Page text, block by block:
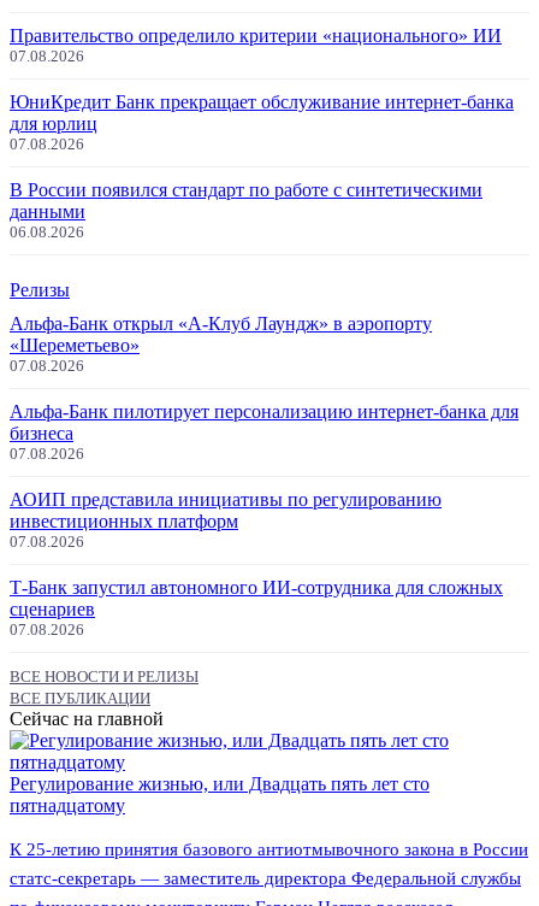
Правительство определило критерии «национального» ИИ
07.08.2026
ЮниКредит Банк прекращает обслуживание интернет-банка
для юрлиц
07.08.2026
В России появился стандарт по работе с синтетическими
данными
06.08.2026
Релизы
Альфа-Банк открыл «А-Клуб Лаундж» в аэропорту
«Шереметьево»
07.08.2026
Альфа-Банк пилотирует персонализацию интернет-банка для
бизнеса
07.08.2026
АОИП представила инициативы по регулированию
инвестиционных платформ
07.08.2026
Т-Банк запустил автономного ИИ-сотрудника для сложных
сценариев
07.08.2026
ВСЕ НОВОСТИ И РЕЛИЗЫ
ВСЕ ПУБЛИКАЦИИ
Сейчас на главной
Регулирование жизнью, или Двадцать пять лет сто
пятнадцатому
К 25-летию принятия базового антиотмывочного закона в России
статс-секретарь — заместитель директора Федеральной службы